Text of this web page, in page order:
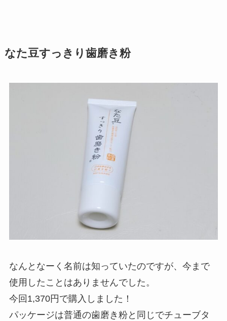
なた豆すっきり歯磨き粉
なんとなーく名前は知っていたのですが、今まで
使用したことはありませんでした。
今回1,370円で購入しました！
パッケージは普通の歯磨き粉と同じでチューブタ